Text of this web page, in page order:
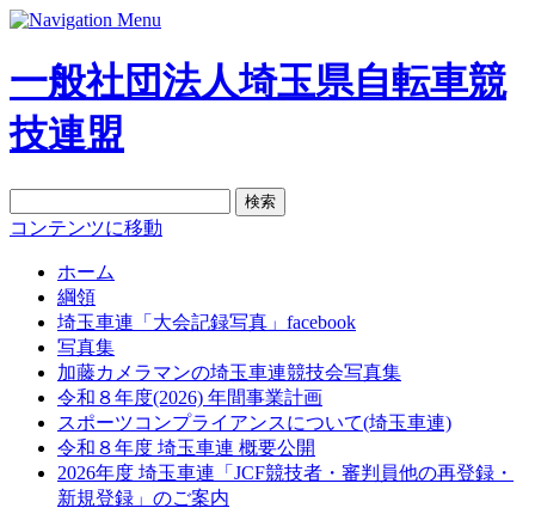
一般社団法人埼玉県自転車競
技連盟
索:
コンテンツに移動
ホーム
綱領
埼玉車連「大会記録写真」facebook
写真集
加藤カメラマンの埼玉車連競技会写真集
令和８年度(2026) 年間事業計画
スポーツコンプライアンスについて(埼玉車連)
令和８年度 埼玉車連 概要公開
2026年度 埼玉車連「JCF競技者・審判員他の再登録・
新規登録」のご案内